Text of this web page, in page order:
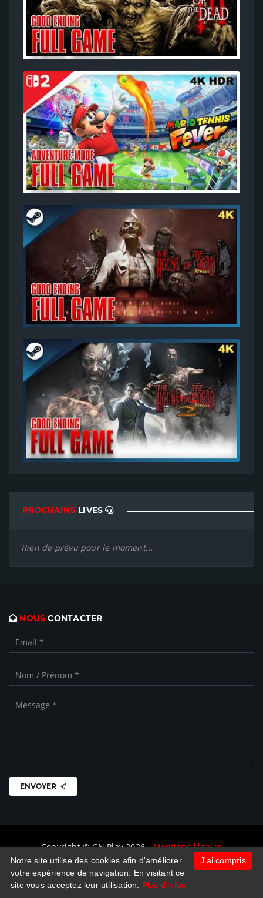
PROCHAINSLIVES
Rien de prévu pour le moment...
NOUS CONTACTER
ENVOYER
Copyright © CN Play 2026 -Mentions légales
J'ai compris
Notre site utilise des cookies afin d'améliorer
votre expérience de navigation. En visitant ce
site vous acceptez leur utilisation. Plus d'infos